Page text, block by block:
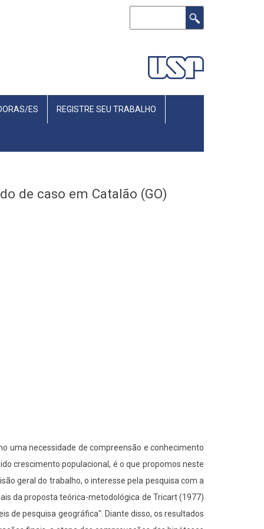
ES REGISTRE SEU TRABALHO
de caso em Catalão (GO)
uma necessidade de compreensão e conhecimento
crescimento populacional, é o que propomos neste
geral do trabalho, o interesse pela pesquisa com a
da proposta teórica-metodológica de Tricart (1977)
de pesquisa geográfica". Diante disso, os resultados